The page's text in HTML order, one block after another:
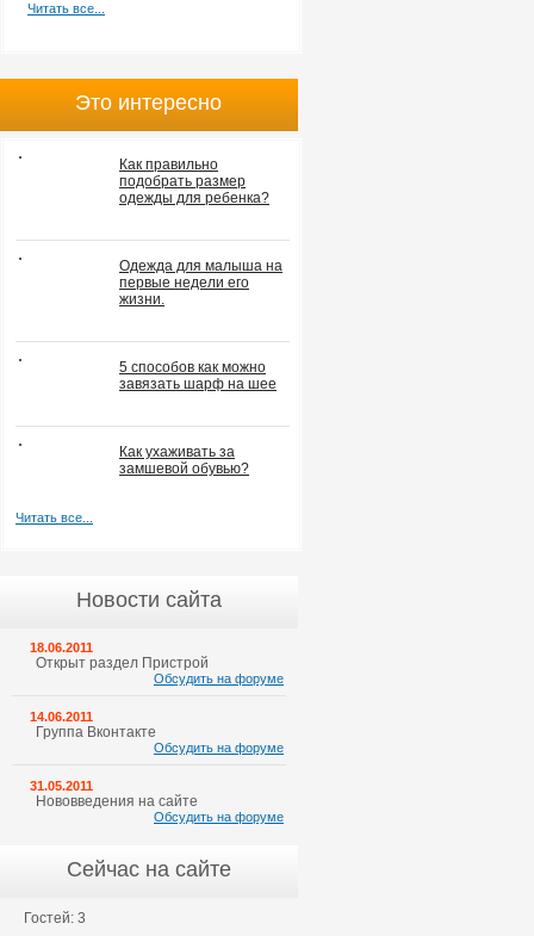
Читать все...
Это интересно
Как правильно
подобрать размер
одежды для ребенка?
Одежда для малыша на
первые недели его
жизни.
5 способов как можно
завязать шарф на шее
Как ухаживать за
замшевой обувью?
Читать все...
Новости сайта
18.06.2011
Открыт раздел Пристрой
Обсудить на форуме
14.06.2011
Группа Вконтакте
Обсудить на форуме
31.05.2011
Нововведения на сайте
Обсудить на форуме
Сейчас на сайте
Гостей: 3